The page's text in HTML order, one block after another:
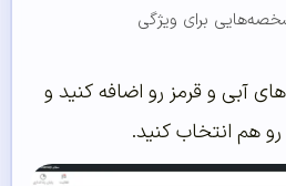
برای ویژگی
آبی و قرمز رو اضافه کنید و
هم انتخاب کنید.